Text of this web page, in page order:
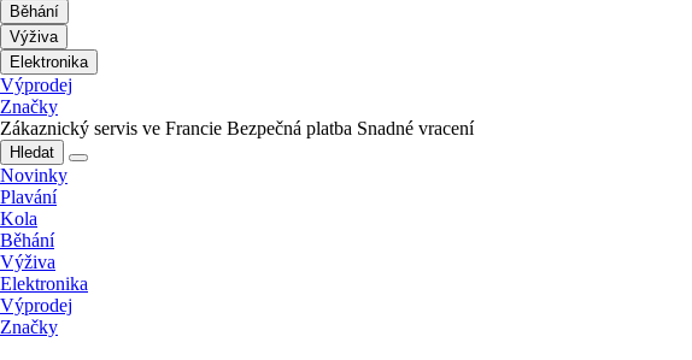
Běhání
Výživa
Elektronika
Výprodej
Značky
Zákaznický servis ve Francie Bezpečná platba Snadné vracení
Hledat
Novinky
Plavání
Kola
Běhání
Výživa
Elektronika
Výprodej
Značky